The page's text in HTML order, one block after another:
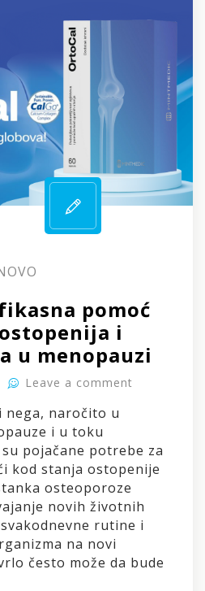
pomoć
i
u menopauzi
Leave a comment
nega, naročito u
i u toku
pojačane potrebe za
kod stanja ostopenije
osteoporoze
novih životnih
rutine i
na novi
često može da bude